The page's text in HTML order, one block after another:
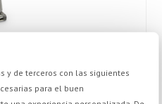
y de terceros con las siguientes
para el buen